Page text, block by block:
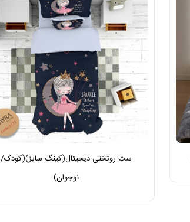
ست روتختی دیجیتال(کینگ سایز)(کودک/
نوجوان)